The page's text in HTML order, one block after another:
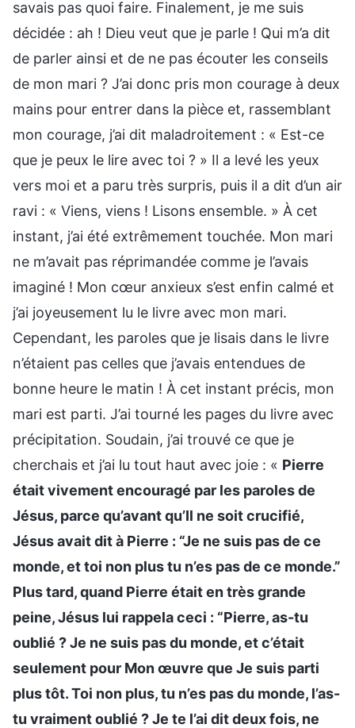
savais pas quoi faire. Finalement, je me suis
décidée : ah ! Dieu veut que je parle ! Qui m’a dit
de parler ainsi et de ne pas écouter les conseils
de mon mari ? J’ai donc pris mon courage à deux
mains pour entrer dans la pièce et, rassemblant
mon courage, j’ai dit maladroitement : « Est-ce
que je peux le lire avec toi ? » Il a levé les yeux
vers moi et a paru très surpris, puis il a dit d’un air
ravi : « Viens, viens ! Lisons ensemble. » À cet
instant, j’ai été extrêmement touchée. Mon mari
ne m’avait pas réprimandée comme je l’avais
imaginé ! Mon cœur anxieux s’est enfin calmé et
j’ai joyeusement lu le livre avec mon mari.
Cependant, les paroles que je lisais dans le livre
n’étaient pas celles que j’avais entendues de
bonne heure le matin ! À cet instant précis, mon
mari est parti. J’ai tourné les pages du livre avec
précipitation. Soudain, j’ai trouvé ce que je
cherchais et j’ai lu tout haut avec joie : « Pierre
était vivement encouragé par les paroles de
Jésus, parce qu’avant qu’Il ne soit crucifié,
Jésus avait dit à Pierre : “Je ne suis pas de ce
monde, et toi non plus tu n’es pas de ce monde.”
Plus tard, quand Pierre était en très grande
peine, Jésus lui rappela ceci : “Pierre, as-tu
oublié ? Je ne suis pas du monde, et c’était
seulement pour Mon œuvre que Je suis parti
plus tôt. Toi non plus, tu n’es pas du monde, l’as-
tu vraiment oublié ? Je te l’ai dit deux fois, ne